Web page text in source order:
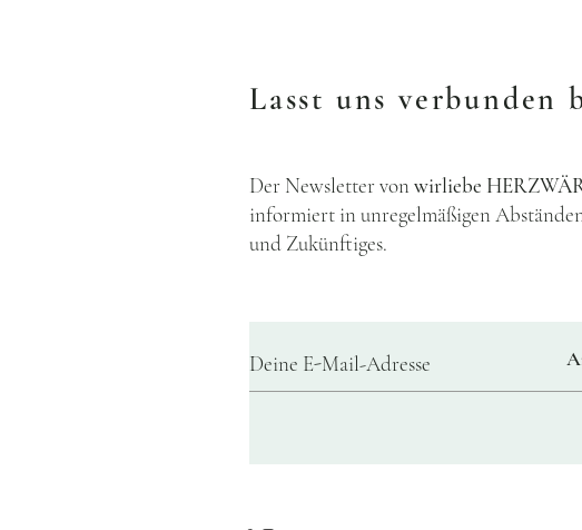
Lasst uns verbunden
Der Newsletter von wirliebe
informiert in unregelmäßigen
und Zukünftiges.